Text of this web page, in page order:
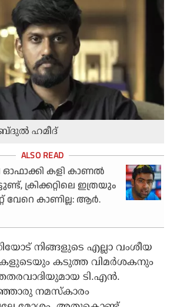
ഹമീദ്
ഓഫാക്കി കളി കാണല്‍
ക്രിക്കറ്റിലെ ഇത്രയും
വേറെ കാണില്ല: ആര്‍.
നിങ്ങളുടെ എല്ലാ വംശീയ
കടുത്ത വിമര്‍ശകനും
ടി.എന്‍.
നമസ്‌കാരം